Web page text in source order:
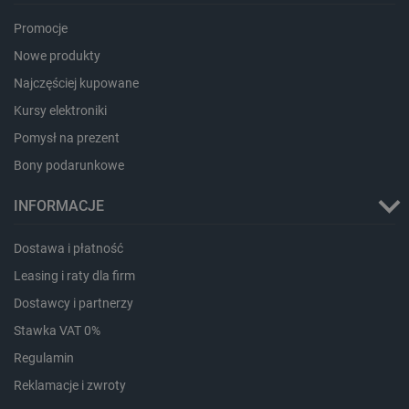
Promocje
Nowe produkty
Najczęściej kupowane
Kursy elektroniki
Pomysł na prezent
Bony podarunkowe
INFORMACJE
Dostawa i płatność
Leasing i raty dla firm
Dostawcy i partnerzy
Stawka VAT 0%
Regulamin
Reklamacje i zwroty
_smvs